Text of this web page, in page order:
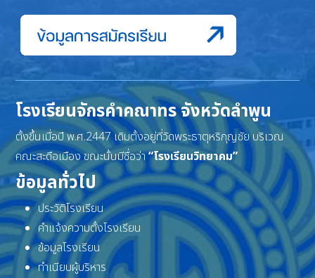
โรงเรียนจักรคำคณาทร จังหวัดลำพูน
ตั้งขึ้นเมื่อปี พ.ศ.2447 เดิมตั้งอยู่ที่วัดพระธาตุหริภุญชัย บริเวณ
คณะสะดือเมือง ขณะนั้นมีชื่อว่า“โรงเรียนวิทยาคม”
ข้อมูลทั่วไป
ประวัติโรงเรียน
คำแจ้งความตั้งโรงเรียน
ข้อมูลโรงเรียน
ทำเนียบผู้บริหาร